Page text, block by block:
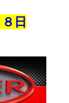
日